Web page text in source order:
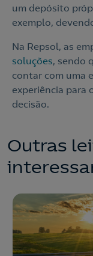
um depósito
exemplo,
Na Repsol, as
soluções, sendo
contar com uma
experiência para
decisão.
Outras